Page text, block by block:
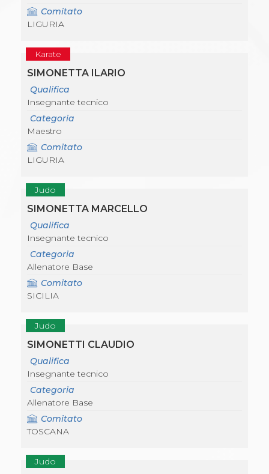
Comitato
LIGURIA
Karate
SIMONETTA ILARIO
Qualifica
Insegnante tecnico
Categoria
Maestro
Comitato
LIGURIA
Judo
SIMONETTA MARCELLO
Qualifica
Insegnante tecnico
Categoria
Allenatore Base
Comitato
SICILIA
Judo
SIMONETTI CLAUDIO
Qualifica
Insegnante tecnico
Categoria
Allenatore Base
Comitato
TOSCANA
Judo